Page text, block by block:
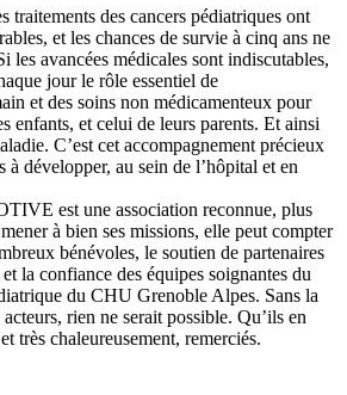
traitements des cancers pédiatriques ont
et les chances de survie à cinq ans ne
les avancées médicales sont indiscutables,
jour le rôle essentiel de
et des soins non médicamenteux pour
enfants, et celui de leurs parents. Et ainsi
C’est cet accompagnement précieux
à développer, au sein de l’hôpital et en
est une association reconnue, plus
à bien ses missions, elle peut compter
bénévoles, le soutien de partenaires
la confiance des équipes soignantes du
du CHU Grenoble Alpes. Sans la
rien ne serait possible. Qu’ils en
très chaleureusement, remerciés.